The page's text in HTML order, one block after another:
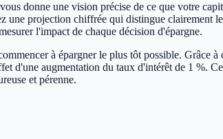
donne une vision précise de ce que votre
une projection chiffrée qui distingue clairement
l'impact de chaque décision d'épargne.
à épargner le plus tôt possible. Grâce
d'une augmentation du taux d'intérêt de 1 %.
et pérenne.